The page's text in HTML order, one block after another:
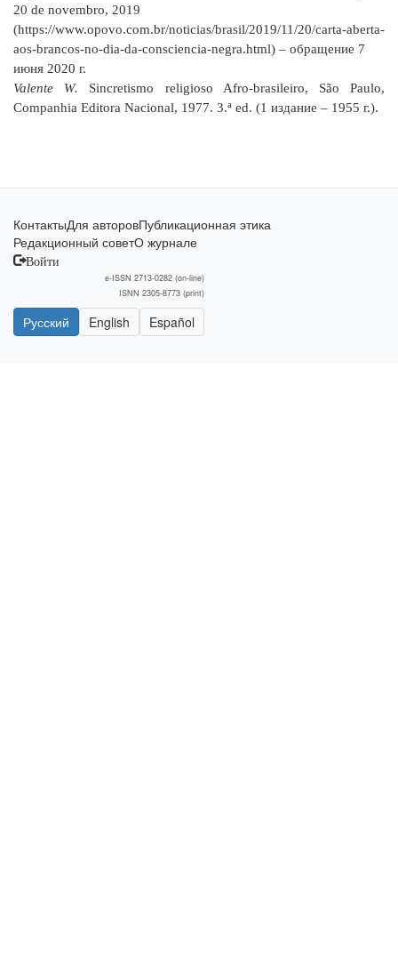
20 de novembro, 2019
(https://www.opovo.com.br/noticias/brasil/2019/11/20/carta-aberta-
aos-brancos-no-dia-da-consciencia-negra.html) – обращение 7
июня 2020 г.
Valente W. Sincretismo religioso Afro-brasileiro, São Paulo,
Companhia Editora Nacional, 1977. 3.a ed. (1 издание – 1955 г.).
КонтактыДля авторовПубликационная этика
Редакционный советО журнале
Войти
e-ISSN 2713-0282 (on-line)
ISNN 2305-8773 (print)
Русский English Español